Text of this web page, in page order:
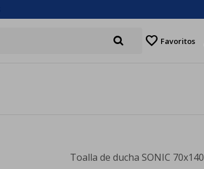
favorite Favoritos
Toalla de ducha SONIC 70x140